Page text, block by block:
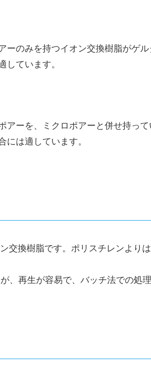
のみを持つイオン交換樹脂がゲル
しています。
ーを、ミクロポアーと併せ持って
は適しています。
交換樹脂です。ポリスチレンより
、再生が容易で、バッチ法での処理